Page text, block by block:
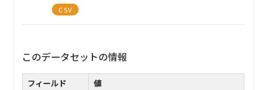
CSV
このデータセットの情報
フィールド 値